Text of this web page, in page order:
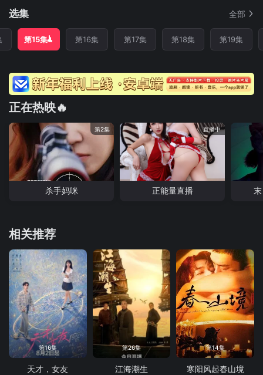
选集 全部
第15集 第16集 第17集 第18集 第19集
正在热映🔥
第2集
杀手妈咪
直播中
正能量直播
相关推荐
第16集
天才，女友
第26集
江海潮生
第14集
寒阳风起春山境